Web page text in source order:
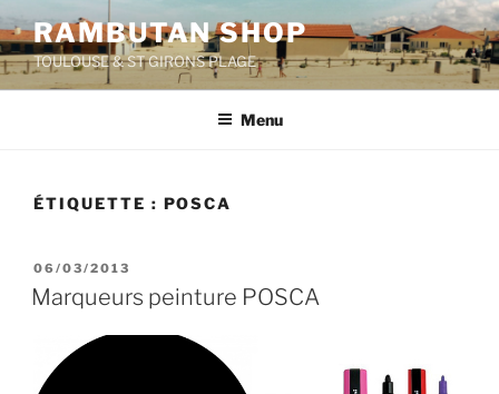
Aller
au
contenu
principal
RAMBUTAN SHOP
TOULOUSE & ST GIRONS PLAGE
Menu
ÉTIQUETTE : POSCA
PUBLIÉ
LE
06/03/2013
Marqueurs peinture POSCA